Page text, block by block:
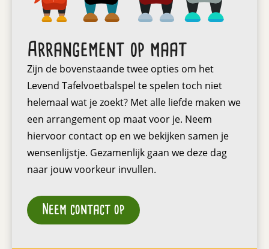
Arrangement op maat
Zijn de bovenstaande twee opties om het
Levend Tafelvoetbalspel te spelen toch niet
helemaal wat je zoekt? Met alle liefde maken we
een arrangement op maat voor je. Neem
hiervoor contact op en we bekijken samen je
wensenlijstje. Gezamenlijk gaan we deze dag
naar jouw voorkeur invullen.
Neem contact op